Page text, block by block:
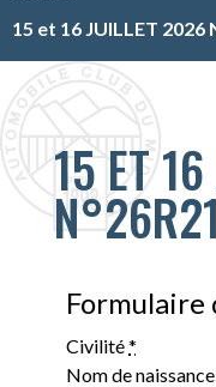
15 et 16 JUILLET 2026
15 ET
Civilité*
Nom de naissance